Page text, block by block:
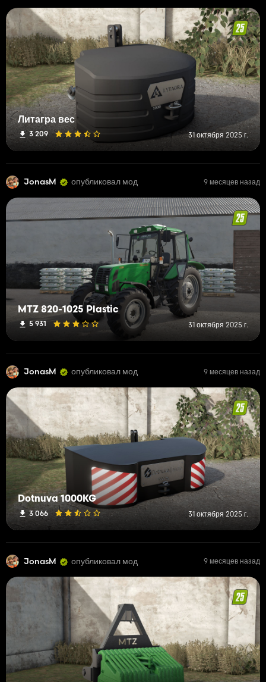
Литагра вес
3 209 31 октября 2025 г.
JonasM опубликовал мод 9 месяцев назад
MTZ 820-1025 Plastic
5 931 31 октября 2025 г.
JonasM опубликовал мод 9 месяцев назад
Dotnuva 1000KG
3 066 31 октября 2025 г.
JonasM опубликовал мод 9 месяцев назад